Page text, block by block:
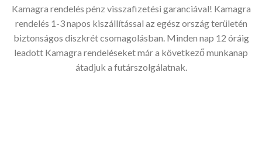
Kamagra rendelés pénz visszafizetési garanciával! Kamagra
rendelés 1-3 napos kiszállítással az egész ország területén
biztonságos diszkrét csomagolásban. Minden nap 12 óráig
leadott Kamagra rendeléseket már a következő munkanap
átadjuk a futárszolgálatnak.